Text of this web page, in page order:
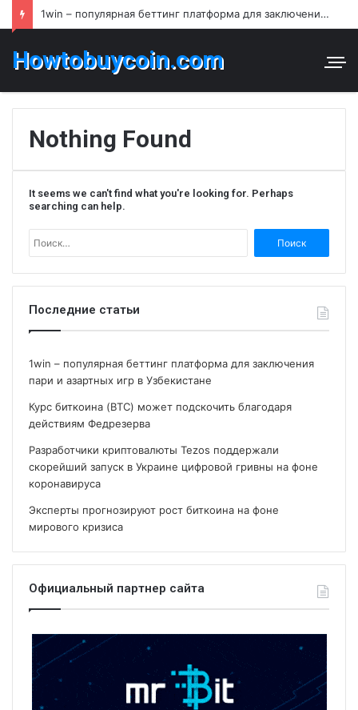
1win – популярная беттинг платформа для заключения пари и азартных игр в Узбекистане
Howtobuycoin.com
Nothing Found
It seems we can't find what you're looking for. Perhaps
searching can help.
Последние статьи
1win – популярная беттинг платформа для заключения
пари и азартных игр в Узбекистане
Курс биткоина (BTC) может подскочить благодаря
действиям Федрезерва
Разработчики криптовалюты Tezos поддержали
скорейший запуск в Украине цифровой гривны на фоне
коронавируса
Эксперты прогнозируют рост биткоина на фоне
мирового кризиса
Официальный партнер сайта